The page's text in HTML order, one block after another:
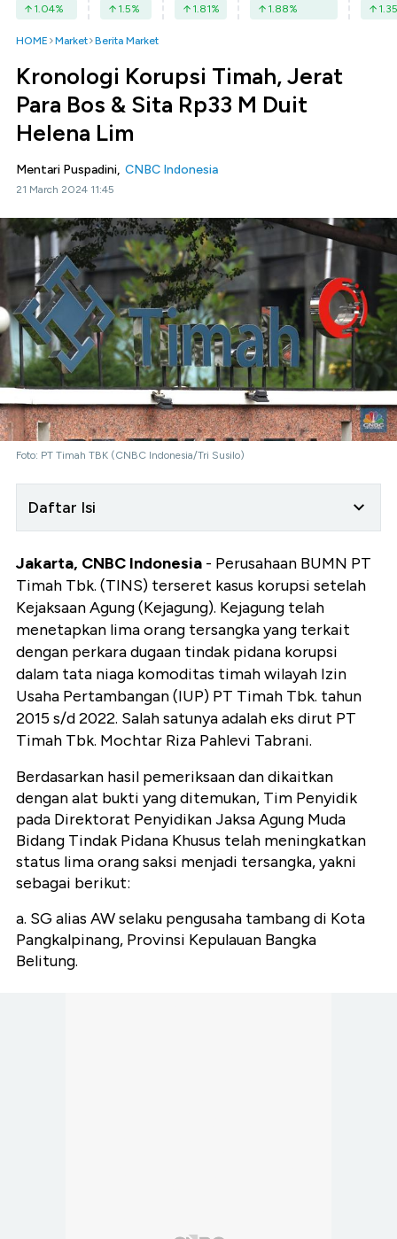
1.04% 1.5% 1.81% 1.88% 1.35
HOME Market Berita Market
Kronologi Korupsi Timah, Jerat
Para Bos & Sita Rp33 M Duit
Helena Lim
Mentari Puspadini, CNBC Indonesia
21 March 2024 11:45
Foto: PT Timah TBK (CNBC Indonesia/Tri Susilo)
Daftar Isi
Jakarta, CNBC Indonesia - Perusahaan BUMN PT
Timah Tbk. (TINS) terseret kasus korupsi setelah
Kejaksaan Agung (Kejagung). Kejagung telah
menetapkan lima orang tersangka yang terkait
dengan perkara dugaan tindak pidana korupsi
dalam tata niaga komoditas timah wilayah Izin
Usaha Pertambangan (IUP) PT Timah Tbk. tahun
2015 s/d 2022. Salah satunya adalah eks dirut PT
Timah Tbk. Mochtar Riza Pahlevi Tabrani.
Berdasarkan hasil pemeriksaan dan dikaitkan
dengan alat bukti yang ditemukan, Tim Penyidik
pada Direktorat Penyidikan Jaksa Agung Muda
Bidang Tindak Pidana Khusus telah meningkatkan
status lima orang saksi menjadi tersangka, yakni
sebagai berikut:
a. SG alias AW selaku pengusaha tambang di Kota
Pangkalpinang, Provinsi Kepulauan Bangka
Belitung.